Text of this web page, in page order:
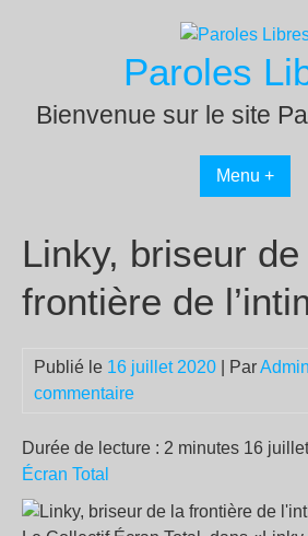
Paroles
Bienvenue sur le site
Menu +
Linky, briseur
frontière de
Publié le 16 juillet 2020 | Par
commentaire
Durée de lecture : 2 minutes 16
Écran Total